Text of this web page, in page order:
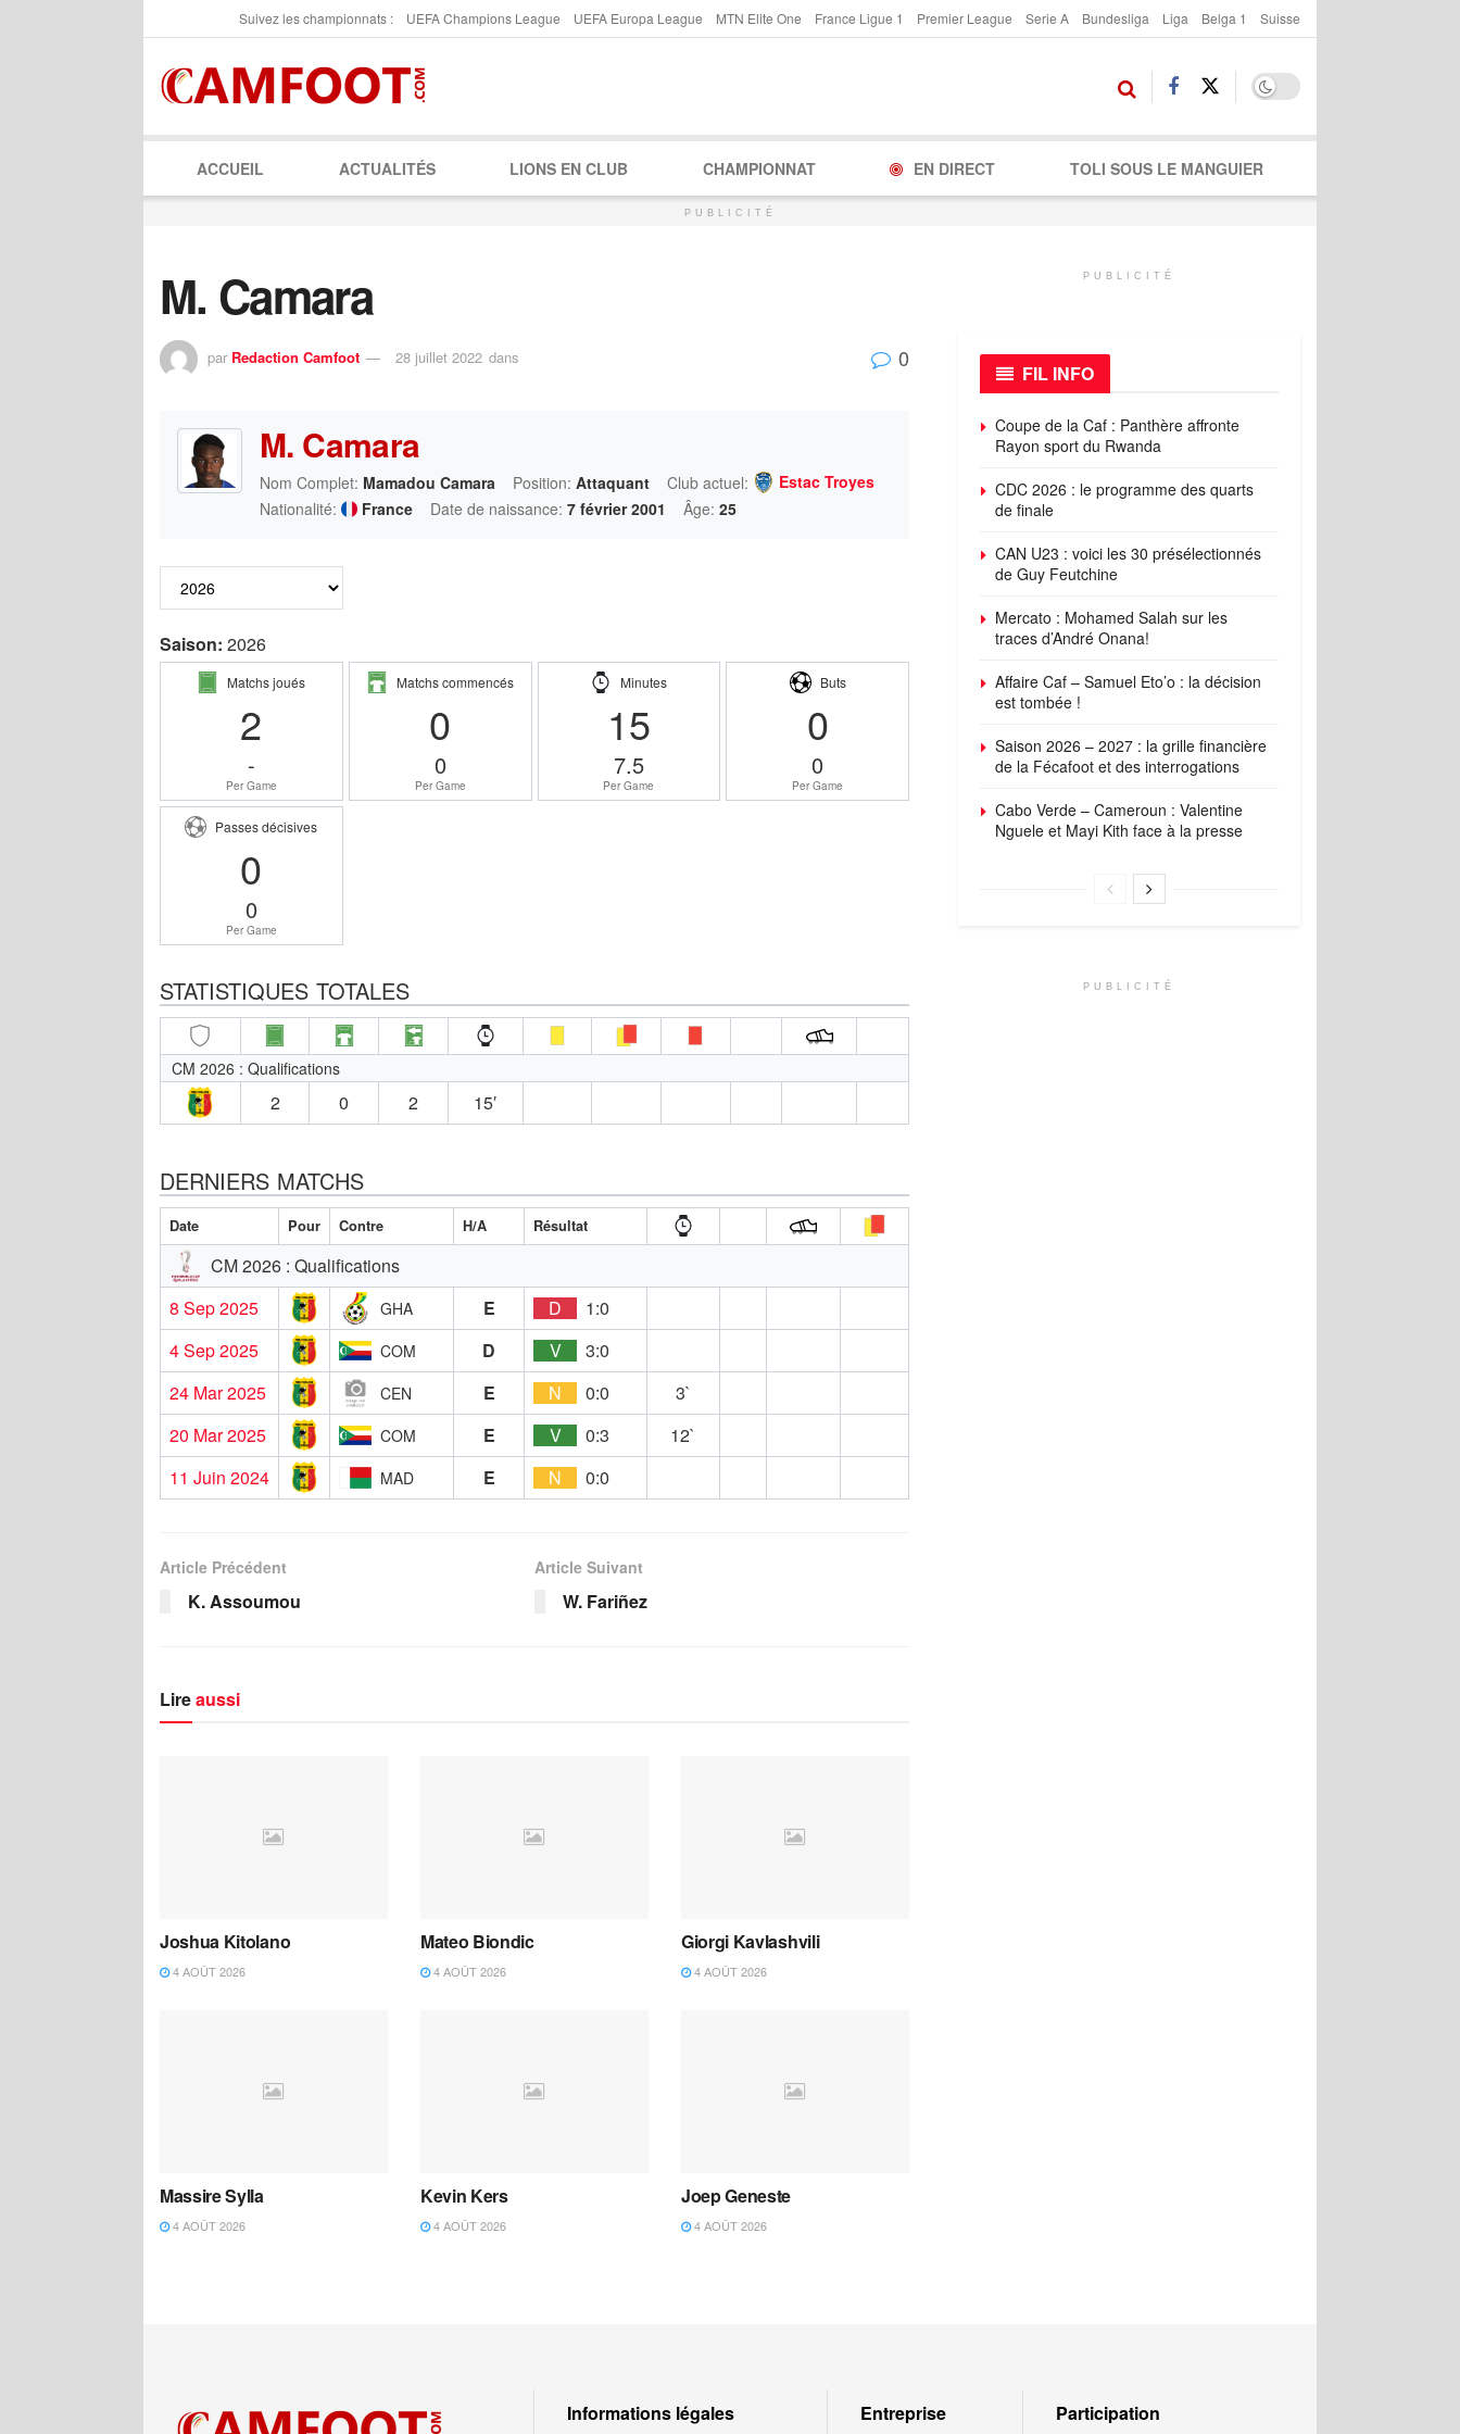
Suivez les championnats : UEFA Champions League UEFA Europa League MTN Elite One France Ligue 1 Premier League Serie A Bundesliga Liga Belga 1 Suisse
ACCUEIL ACTUALITÉS LIONS EN CLUB CHAMPIONNAT EN DIRECT TOLI SOUS LE MANGUIER
PUBLICITÉ
M. Camara
par Redaction Camfoot 28 juillet 2022 dans 0
M. Camara
Nom Complet: Mamadou Camara Position: Attaquant Club actuel:
Estac Troyes
Nationalité:
France Date de naissance: 7 février 2001 Âge: 25
Saison: 2026
Matchs joués
2
-
Per Game
Matchs commencés
0
0
Per Game
Minutes
15
7.5
Per Game
Buts
0
0
Per Game
Passes décisives
0
0
Per Game
STATISTIQUES TOTALES
CM 2026 : Qualifications
2 0 2 15′
DERNIERS MATCHS
Date Pour Contre H/A Résultat
CM 2026 : Qualifications
8 Sep 2025
GHA E D
1:0
4 Sep 2025
COM D V
3:0
24 Mar 2025
CEN E N 0:0
3`
20 Mar 2025
COM E V 0:3
12`
11 Juin 2024
MAD E N 0:0
Article Précédent
K. Assoumou
Article Suivant
W. Fariñez
Lireaussi
Joshua Kitolano
4 AOÛT 2026
Mateo Biondic
4 AOÛT 2026
Giorgi Kavlashvili
4 AOÛT 2026
Massire Sylla
4 AOÛT 2026
Kevin Kers
4 AOÛT 2026
Joep Geneste
4 AOÛT 2026
PUBLICITÉ
FIL INFO
Coupe de la Caf : Panthère affronte
Rayon sport du Rwanda
CDC 2026 : le programme des quarts
de finale
CAN U23 : voici les 30 présélectionnés
de Guy Feutchine
Mercato : Mohamed Salah sur les
traces d’André Onana!
Affaire Caf – Samuel Eto’o : la décision
est tombée !
Saison 2026 – 2027 : la grille financière
de la Fécafoot et des interrogations
Cabo Verde – Cameroun : Valentine
Nguele et Mayi Kith face à la presse
PUBLICITÉ
Informations légales Entreprise Participation